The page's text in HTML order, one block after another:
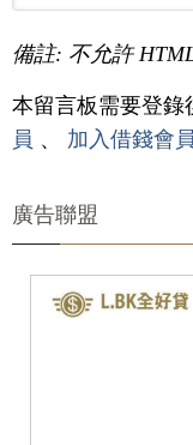
備註: 不允許
本留言板需要登錄
員 、 加入借錢會員
廣告聯盟